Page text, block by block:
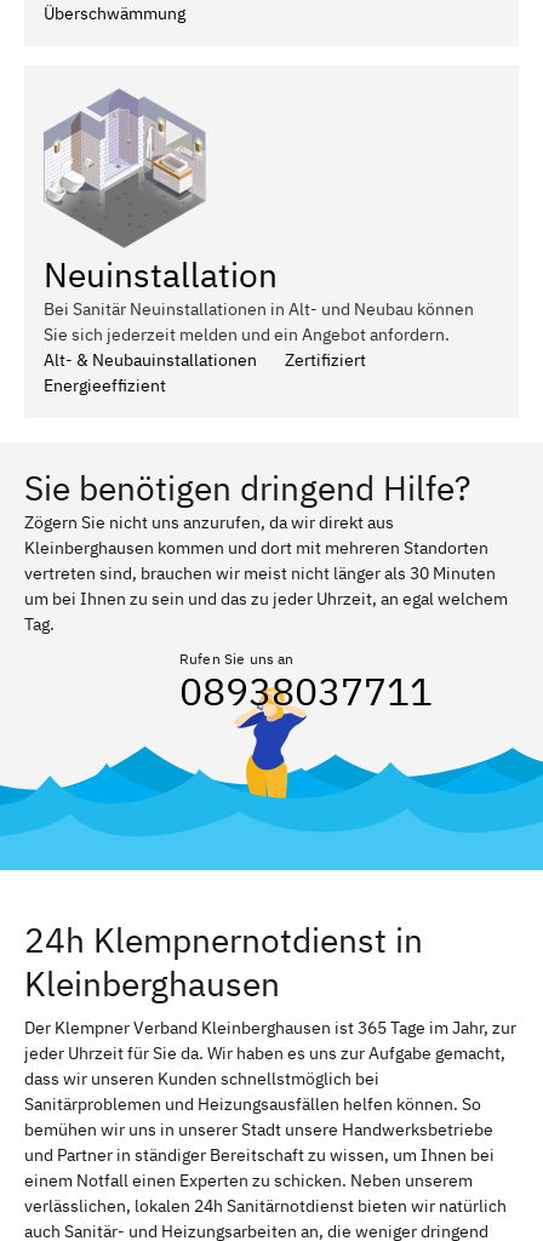
Überschwämmung
Neuinstallation
Bei Sanitär Neuinstallationen in Alt- und Neubau können
Sie sich jederzeit melden und ein Angebot anfordern.
Alt- & Neubauinstallationen
Zertifiziert
Energieeffizient
Sie benötigen dringend Hilfe?
Zögern Sie nicht uns anzurufen, da wir direkt aus
Kleinberghausen kommen und dort mit mehreren Standorten
vertreten sind, brauchen wir meist nicht länger als 30 Minuten
um bei Ihnen zu sein und das zu jeder Uhrzeit, an egal welchem
Tag.
Rufen Sie uns an
08938037711
24h Klempnernotdienst in
Kleinberghausen
Der Klempner Verband Kleinberghausen ist 365 Tage im Jahr, zur
jeder Uhrzeit für Sie da. Wir haben es uns zur Aufgabe gemacht,
dass wir unseren Kunden schnellstmöglich bei
Sanitärproblemen und Heizungsausfällen helfen können. So
bemühen wir uns in unserer Stadt unsere Handwerksbetriebe
und Partner in ständiger Bereitschaft zu wissen, um Ihnen bei
einem Notfall einen Experten zu schicken. Neben unserem
verlässlichen, lokalen 24h Sanitärnotdienst bieten wir natürlich
auch Sanitär- und Heizungsarbeiten an, die weniger dringend